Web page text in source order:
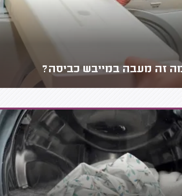
זה מעבה במייבש כביסה?